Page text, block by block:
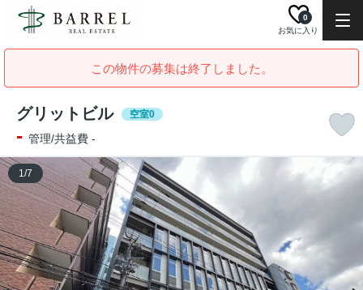
お気に入り
0
この物件の募集は終了しました。
グリットビル 空室0
- 管理/共益費 -
1/7